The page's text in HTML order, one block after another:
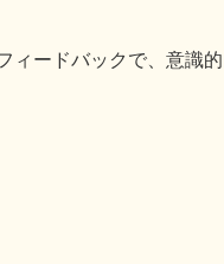
ィードバックで、意識的